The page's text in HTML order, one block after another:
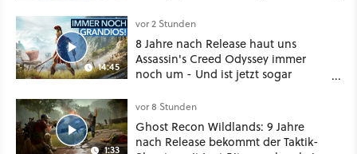
oder Diplomatie
14:45
vor 2 Stunden
8 Jahre nach Release haut uns
Assassin's Creed Odyssey immer
noch um - Und ist jetzt sogar
1:33
vor 8 Stunden
Ghost Recon Wildlands: 9 Jahre
nach Release bekommt der Taktik-